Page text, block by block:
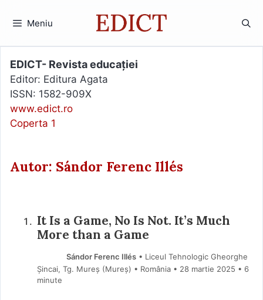
Meniu
EDICT- Revista educației
Editor: Editura Agata
ISSN: 1582-909X
www.edict.ro
Coperta 1
Autor: Sándor Ferenc Illés
It Is a Game, No Is Not. It’s Much
More than a Game
Sándor Ferenc Illés• Liceul Tehnologic Gheorghe
Șincai, Tg. Mureș (Mureş) • România
28 martie 2025 • 6
minute